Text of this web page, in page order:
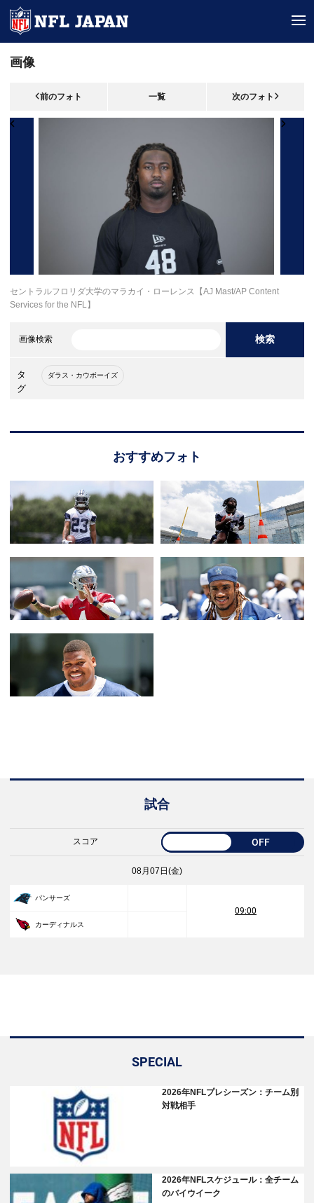
画像
前のフォト 一覧 次のフォト
セントラルフロリダ大学のマラカイ・ローレンス【AJ Mast/AP Content
Services for the NFL】
画像検索 検索
タ
グ
ダラス・カウボーイズ
おすすめフォト
試合
スコア OFF
08月07日(金)
パンサーズ
09:00
カーディナルス
SPECIAL
2026年NFLプレシーズン：チーム別
対戦相手
2026年NFLスケジュール：全チーム
のバイウイーク